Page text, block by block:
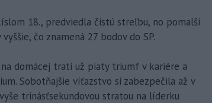
18., predviedla čistú streľbu, no pomalší
čo znamená 27 bodov do SP.
na domácej trati už piaty triumf v kariére a
Sobotňajšie víťazstvo si zabezpečila až v
trinásťsekundovou stratou na líderku